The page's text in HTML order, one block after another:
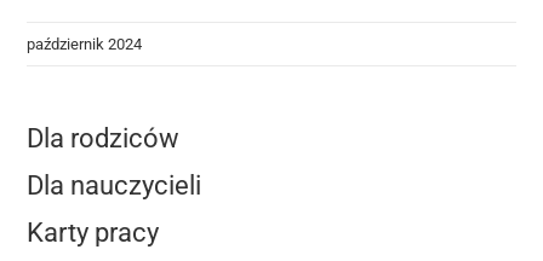
październik 2024
Dla rodziców
Dla nauczycieli
Karty pracy